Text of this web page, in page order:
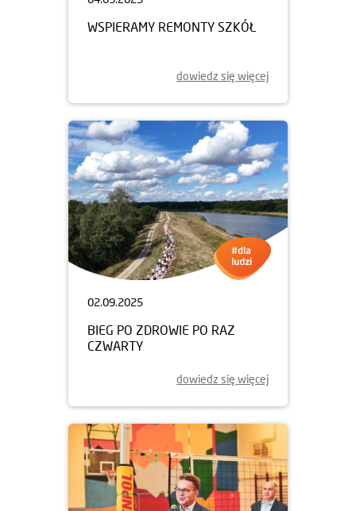
04.09.2025
WSPIERAMY REMONTY SZKÓŁ